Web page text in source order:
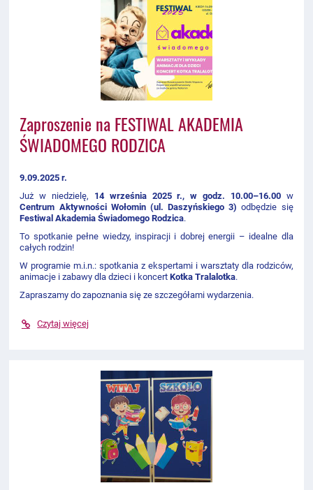
Zaproszenie na FESTIWAL AKADEMIA
ŚWIADOMEGO RODZICA
9.09.2025 r.
Już w niedzielę, 14 września 2025 r., w godz. 10.00–16.00w
Centrum Aktywności Wołomin (ul. Daszyńskiego 3) odbędzie się
Festiwal Akademia Świadomego Rodzica.
To spotkanie pełne wiedzy, inspiracji i dobrej energii – idealne dla
całych rodzin!
W programie m.i.n.: spotkania z ekspertami i warsztaty dla rodziców,
animacje i zabawy dla dzieci i koncertKotka Tralalotka.
Zapraszamy do zapoznania się ze szczegółami wydarzenia.
Czytaj więcej